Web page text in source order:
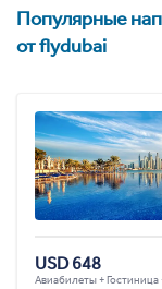
Популярные
от flydubai
USD 648
Авиабилеты + Гостиница